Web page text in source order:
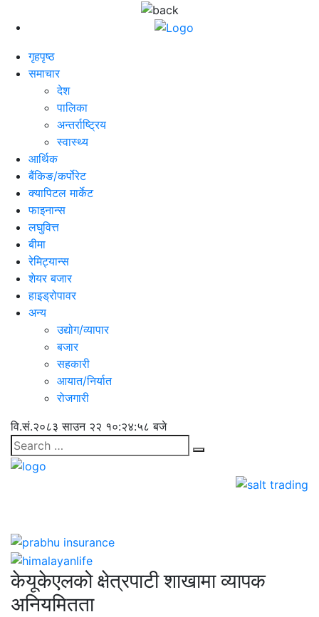
गृहपृष्ठ
समाचार
देश
पालिका
अन्तर्राष्ट्रिय
स्वास्थ्य
आर्थिक
बैंकिङ/कर्पोरेट
क्यापिटल मार्केट
फाइनान्स
लघुवित्त
बीमा
रेमिट्यान्स
शेयर बजार
हाइड्रोपावर
अन्य
उद्योग/व्यापार
बजार
सहकारी
आयात/निर्यात
रोजगारी
वि.सं.२०८३ साउन २२ १०:२४:५९ बजे
केयूकेएलको क्षेत्रपाटी शाखामा व्यापक
अनियमितता